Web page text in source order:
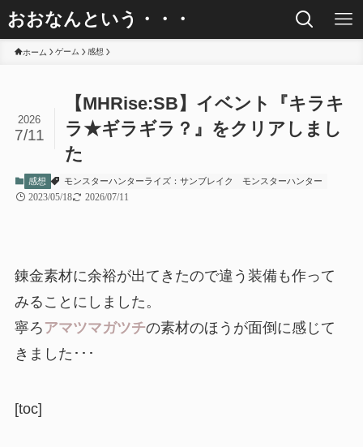
おおなんという・・・
ホーム ゲーム 感想
【MHRise:SB】イベント『キラキ
ラ★ギラギラ？』をクリアしまし
た
2026
7/11
感想 モンスターハンターライズ：サンブレイク
モンスターハンター
2023/05/18
2026/07/11
錬金素材に余裕が出てきたので違う装備も作って
みることにしました。
寧ろ アマツマガツチの素材のほうが面倒に感じて
きました･･･
[toc]